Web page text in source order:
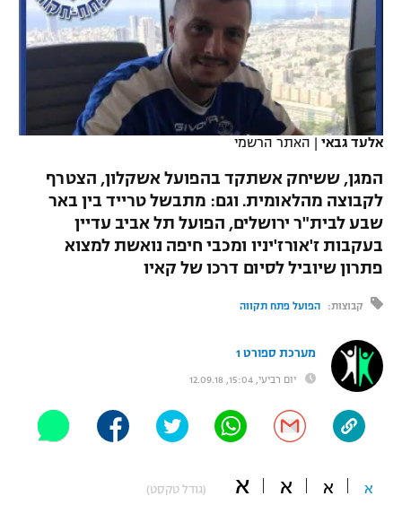
רץ ברשת
תוצאות
לוח שידורים
ברחבה
"מעל הליגה" – פודקאסט
"מחצית בשכונה" – פודקאסט
משתתפים וזוכים בפרסים
נבחרת ישראל
מכבי חיפה
בית"ר ירושלים
מכבי תל אביב
הפועל תל אביב
הפועל חיפה
הפועל באר שבע
בני יהודה
ליגה ספרדית
ליגה איטלקית
ליגה צרפתית
ליגה טורקית
ליגה סינית
ליגה ברזילאית
ליגות נוספות
כדורסל נשים
מכבי תל אביב
הפועל חולון
הפועל ירושלים
דני אבדיה
יורוליג
יורוקאפ
טניס
כדוריד
כדורעף
שחייה
ג'ודו
אגרוף
ספורט אולימפי
UFC
היאבקות WWE
אופניים
ספורט מוטורי
אלעד גבאי | האתר הרשמי
המגן, ששיחק אשתקד בהפועל אשקלון, הצטרף
לקבוצה מהלאומית. וגם: מתבשל טרייד בין באר
שבע לבית"ר ירושלים, הפועל תל אביב עדיין
בעקבות ז'אורז'יניו ומכבי חיפה נואשת למצוא
פתרון שיוביל לסיום דרכו של קאיו
קבוצות: הפועל פתח תקווה
מערכת ספורט 1
יום רביעי, 15:04, 12.09.18
א א א א (גודל טקסט)